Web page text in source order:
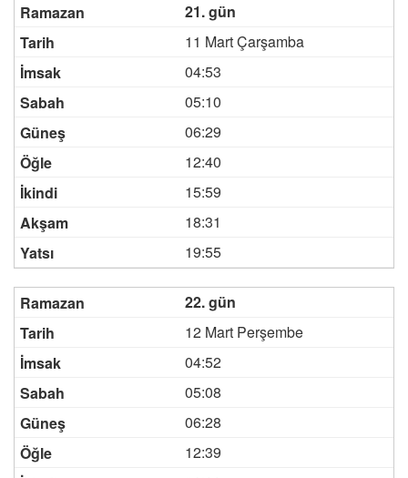
21. gün
11 Mart Çarşamba
04:53
05:10
06:29
12:40
15:59
18:31
19:55
22. gün
12 Mart Perşembe
04:52
05:08
06:28
12:39